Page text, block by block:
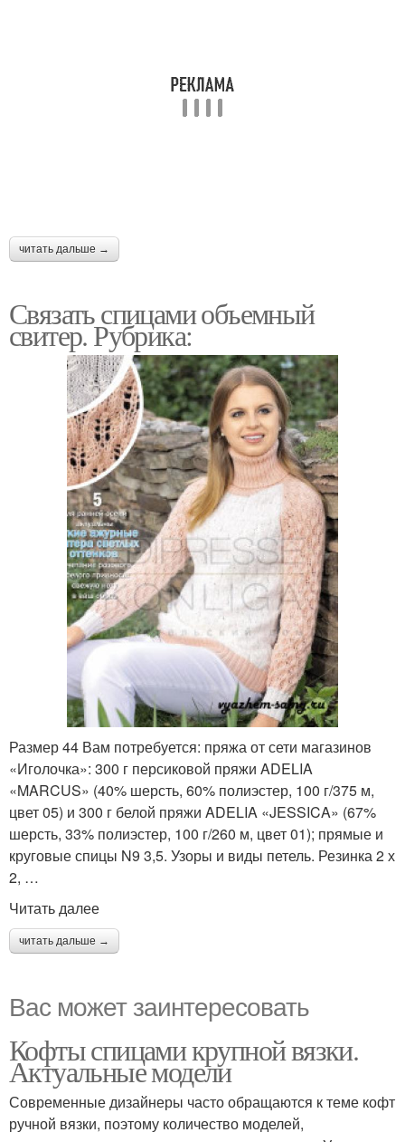
читать дальше →
Связать спицами объемный
свитер. Рубрика:
Размер 44 Вам потребуется: пряжа от сети магазинов
«Иголочка»: 300 г персиковой пряжи ADELIA
«MARCUS» (40% шерсть, 60% полиэстер, 100 г/375 м,
цвет 05) и 300 г белой пряжи ADELIA «JESSICA» (67%
шерсть, 33% полиэстер, 100 г/260 м, цвет 01); прямые и
круговые спицы N9 3,5. Узоры и виды петель. Резинка 2 х
2, …
Читать далее
читать дальше →
Вас может заинтересовать
Кофты спицами крупной вязки.
Актуальные модели
Современные дизайнеры часто обращаются к теме кофт
ручной вязки, поэтому количество моделей,